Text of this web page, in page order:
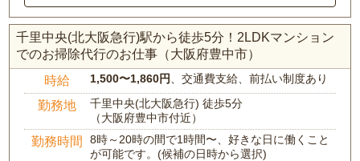
千里中央(北大阪急行)駅から徒歩5分！2LDKマンション
でのお掃除代行のお仕事（大阪府豊中市）
時給 1,500〜1,860円 、交通費支給、前払い制度あり
勤務地
千里中央(北大阪急行) 徒歩5分
（大阪府豊中市付近）
勤務時間
8時～20時の間で1時間〜、好きな日に働くこと
が可能です。(候補の日時から選択)